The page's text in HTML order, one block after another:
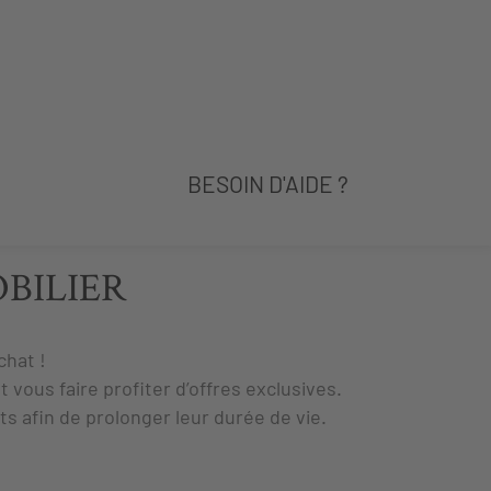
BESOIN D'AIDE ?
!
vous faire profiter d’offres exclusives.
afin de prolonger leur durée de vie.